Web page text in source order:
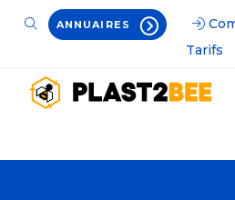
ANNUAIRES
Tarifs